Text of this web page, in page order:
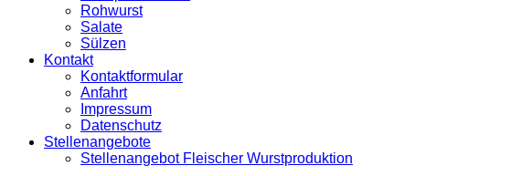
Rohwurst
Salate
Sülzen
Kontakt
Kontaktformular
Anfahrt
Impressum
Datenschutz
Stellenangebote
Stellenangebot Fleischer Wurstproduktion